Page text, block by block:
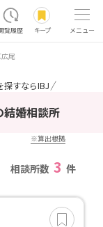
覧履歴 キープ メニュー
尾
探すならIBJ／
結婚相談所
※算出根拠
相談所数 3 件